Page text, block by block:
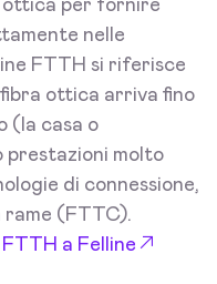
ottica per fornire
nelle
FTTH si riferisce
ottica arriva fino
(la casa o
prestazioni molto
di connessione,
rame (FTTC).
a Felline